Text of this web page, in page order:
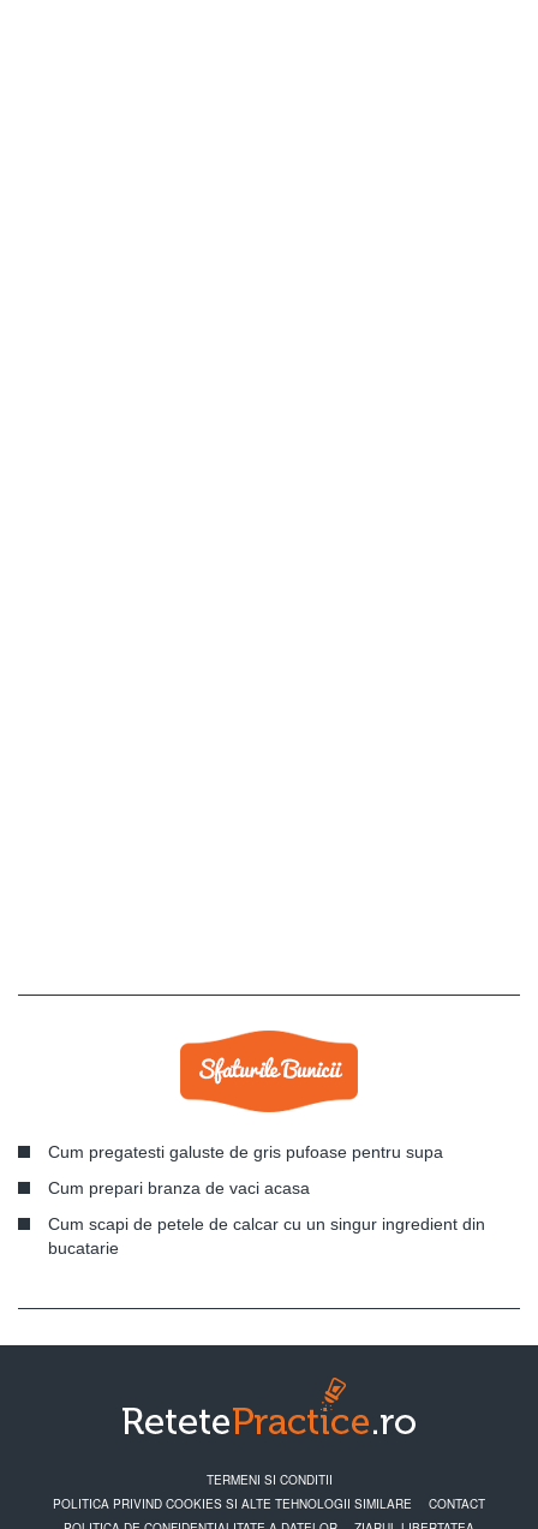
Cum pregatesti galuste de gris pufoase pentru supa
Cum prepari branza de vaci acasa
Cum scapi de petele de calcar cu un singur ingredient din
bucatarie
TERMENI SI CONDITII
POLITICA PRIVIND COOKIES SI ALTE TEHNOLOGII SIMILARE
CONTACT